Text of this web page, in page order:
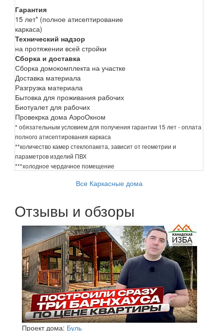
Гарантия
15 лет* (полное атисептирование
каркаса)
Технический надзор
на протяжении всей стройки
Сборка и доставка
Сборка домокомплекта на участке
Доставка материала
Разгрузка материала
Бытовка для проживания рабочих
Биотуалет для рабочих
Провекрка дома АэроОкном
* обязательным условием для получения гарантии 15 лет - оплата
полного атисептирования каркаса
**количество камер стеклопакета, зависит от геометрии и
параметров изделий ПВХ
***холодное чердачное помещение
Все Каркасные дома
Отзывы и обзоры
Проект дома: Буль